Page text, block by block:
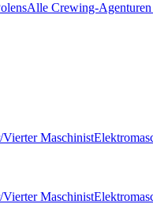
Alle Crewing-
Maschinist
Maschinist